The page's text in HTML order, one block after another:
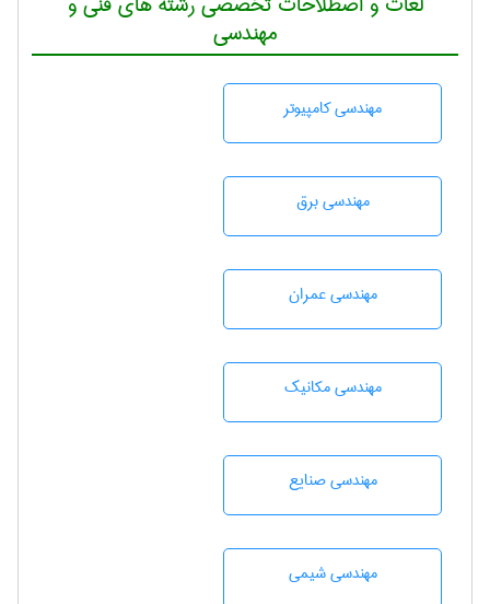
مهندسی
مهندسی كامپيوتر
مهندسی برق
مهندسی عمران
مهندسی مکانیک
مهندسی صنايع
مهندسي شيمی